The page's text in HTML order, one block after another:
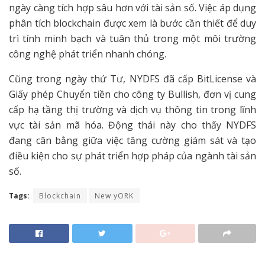
ngày càng tích hợp sâu hơn với tài sản số. Việc áp dụng
phân tích blockchain được xem là bước cần thiết để duy
trì tính minh bạch và tuân thủ trong một môi trường
công nghệ phát triển nhanh chóng.
Cũng trong ngày thứ Tư, NYDFS đã cấp BitLicense và
Giấy phép Chuyển tiền cho công ty Bullish, đơn vị cung
cấp hạ tầng thị trường và dịch vụ thông tin trong lĩnh
vực tài sản mã hóa. Động thái này cho thấy NYDFS
đang cân bằng giữa việc tăng cường giám sát và tạo
điều kiện cho sự phát triển hợp pháp của ngành tài sản
số.
Tags: Blockchain New yORK